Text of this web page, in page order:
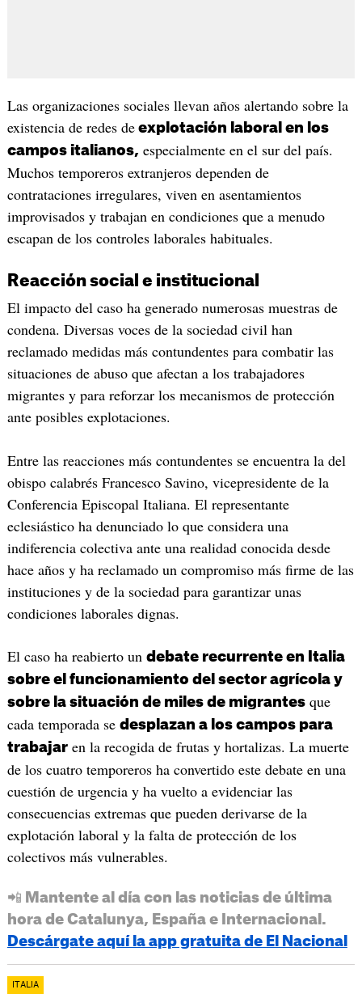
Las organizaciones sociales llevan años alertando sobre la
existencia de redes deexplotación laboral en los
campos italianos, especialmente en el sur del país.
Muchos temporeros extranjeros dependen de
contrataciones irregulares, viven en asentamientos
improvisados y trabajan en condiciones que a menudo
escapan de los controles laborales habituales.
Reacción social e institucional
El impacto del caso ha generado numerosas muestras de
condena. Diversas voces de la sociedad civil han
reclamado medidas más contundentes para combatir las
situaciones de abuso que afectan a los trabajadores
migrantes y para reforzar los mecanismos de protección
ante posibles explotaciones.
Entre las reacciones más contundentes se encuentra la del
obispo calabrés Francesco Savino, vicepresidente de la
Conferencia Episcopal Italiana. El representante
eclesiástico ha denunciado lo que considera una
indiferencia colectiva ante una realidad conocida desde
hace años y ha reclamado un compromiso más firme de las
instituciones y de la sociedad para garantizar unas
condiciones laborales dignas.
El caso ha reabierto un debate recurrente en Italia
sobre el funcionamiento del sector agrícola y
sobre la situación de miles de migrantesque
cada temporada se desplazan a los campos para
trabajaren la recogida de frutas y hortalizas. La muerte
de los cuatro temporeros ha convertido este debate en una
cuestión de urgencia y ha vuelto a evidenciar las
consecuencias extremas que pueden derivarse de la
explotación laboral y la falta de protección de los
colectivos más vulnerables.
📲 Mantente al día con las noticias de última
hora de Catalunya, España e Internacional.
Descárgate aquí la app gratuita de El Nacional
ITALIA